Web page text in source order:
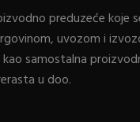
preduzeće koje
uvozom i
samostalna
u doo.